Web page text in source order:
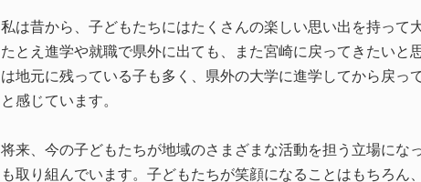
私は昔から、子どもたちにはたくさんの楽しい思い出を持って
たとえ進学や就職で県外に出ても、また宮崎に戻ってきたい
は地元に残っている子も多く、県外の大学に進学してから戻
と感じています。
将来、今の子どもたちが地域のさまざまな活動を担う立場に
も取り組んでいます。子どもたちが笑顔になることはもちろ